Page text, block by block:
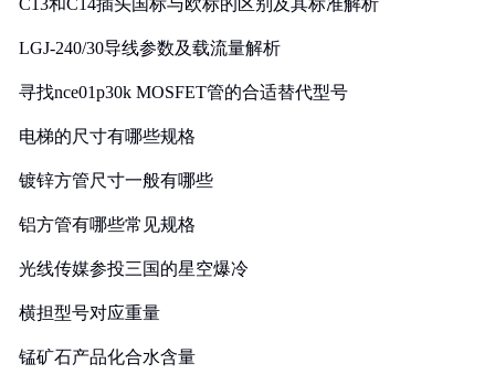
C13和C14插头国标与欧标的区别及其标准解析
LGJ-240/30导线参数及载流量解析
寻找nce01p30k MOSFET管的合适替代型号
电梯的尺寸有哪些规格
镀锌方管尺寸一般有哪些
铝方管有哪些常见规格
光线传媒参投三国的星空爆冷
横担型号对应重量
锰矿石产品化合水含量